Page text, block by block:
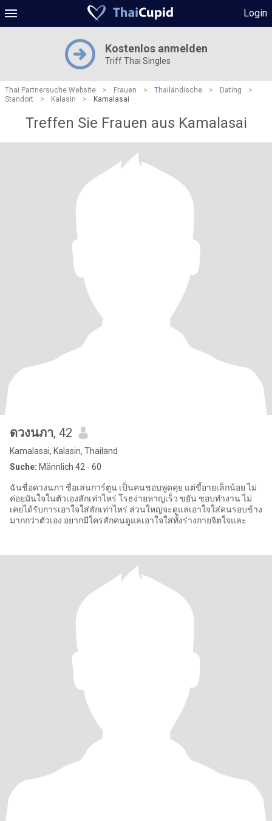
Login
Kostenlos anmelden
Triff Thai Singles
Thai Partnersuche Website > Frauen > Thailändische > Dating
>
Standort
> Kalasin > Kamalasai
Treffen Sie Frauen aus Kamalasai
ดวงนภา, 42
Kamalasai, Kalasin, Thailand
Suche: Männlich 42 - 60
ฉันชื่อดวงนภา ชื่อเล่นการ์ตูน เป็นคนชอบพูดคุย แต่ขี้อายเล็กน้อย ไม่
ค่อยมันใจในตัวเองสักเท่าไหร่ โรธง่ายหาญเร็ว ขยัน ชอบทำงาน ไม่
เคยได้รับการเอาใจใส่สักเท่าไหร่ ส่วนใหญ่จะดูแลเอาใจใส่คนรอบข้าง
มากกว่าตัวเอง อยากมีใครสักคนดูแลเอาใจใส่ทั้งร่างกายจิตใจและ